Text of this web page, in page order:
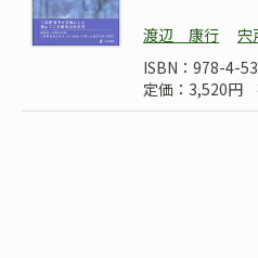
渡辺 康行
ISBN：978-4-
定価：3,520円